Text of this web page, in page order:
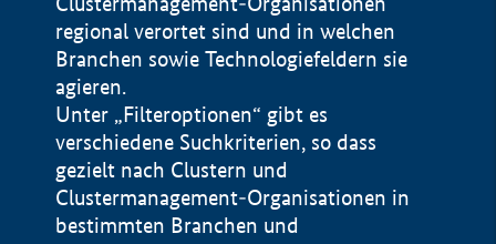
regional verortet sind und in welchen
Branchen sowie Technologiefeldern sie
agieren.
Unter „Filteroptionen“ gibt es
verschiedene Suchkriterien, so dass
gezielt nach Clustern und
Clustermanagement-Organisationen in
bestimmten Branchen und
Impressum
Datenschutzerklärung
BMWE, 2026 ©
100 km © Geobasis-DE / BKG 2015